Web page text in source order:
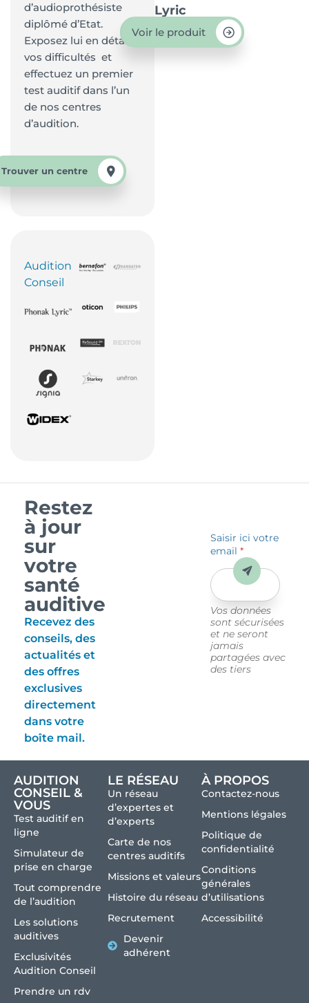
d’audioprothésiste
diplômé d’Etat.
Exposez lui en détail
vos difficultés et
effectuez un premier
test auditif dans l’un
de nos centres
d’audition.
Trouver un centre
Audition
Conseil
Lyric
Voir le produit
Restez
à jour
sur
votre
santé
auditive
Recevez des
conseils, des
actualités et
des offres
exclusives
directement
dans votre
boîte mail.
Saisir ici votre
email*
Vos données
sont sécurisées
et ne seront
jamais
partagées avec
des tiers
Envoyer
AUDITION
CONSEIL &
VOUS
Test auditif en
ligne
Simulateur de
prise en charge
Tout comprendre
de l’audition
Les solutions
auditives
Exclusivités
Audition Conseil
Prendre un rdv
LE RÉSEAU
Un réseau
d’expertes et
d’experts
Carte de nos
centres auditifs
Missions et valeurs
Histoire du réseau
Recrutement
Devenir
adhérent
À PROPOS
Contactez-nous
Mentions légales
Politique de
confidentialité
Conditions
générales
d’utilisations
Accessibilité